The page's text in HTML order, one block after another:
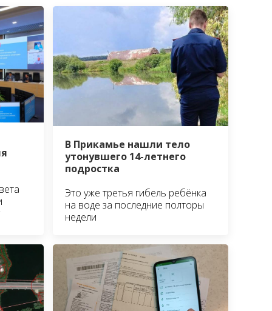
В Прикамье нашли тело
утонувшего 14-летнего
подростка
Это уже третья гибель ребёнка
на воде за последние полторы
недели